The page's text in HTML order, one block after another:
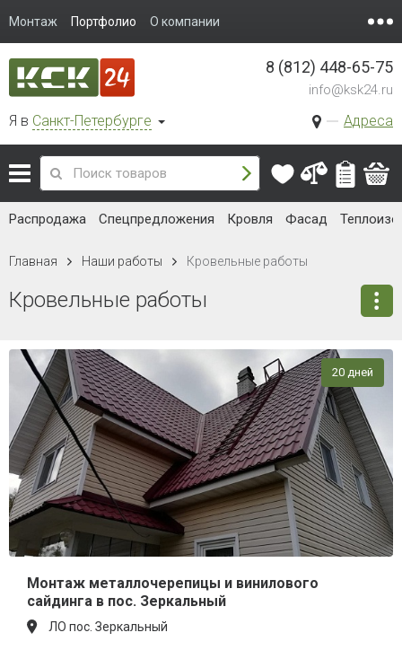
Монтаж Портфолио О компании
Я в Санкт-Петербурге Адреса
8 (812) 448-65-75
info@ksk24.ru
Распродажа Спецпредложения Кровля Фасад
Главная Наши работы Кровельные работы
Кровельные работы
20 дней
Монтаж металлочерепицы и винилового
сайдинга в пос. Зеркальный
ЛО пос. Зеркальный